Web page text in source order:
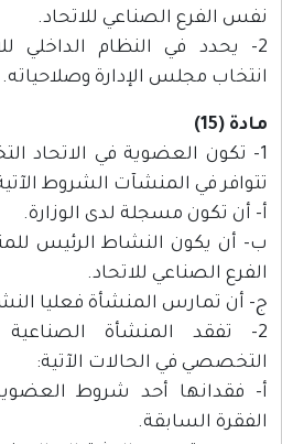
نفس الفرع الصناعي للاتحاد.
2- يحدد في النظام الداخلي
انتخاب مجلس الإدارة وصلاحياته.
مادة (15)
1- تكون العضوية في الاتحاد
تتوافر في المنشآت الشروط
أ- أن تكون مسجلة لدى الوزارة.
ب- أن يكون النشاط الرئيس
الفرع الصناعي للاتحاد.
ج- أن تمارس المنشأة فعليا
2- تفقد المنشأة
التخصصي في الحالات الآتية:
أ- فقدانها أحد شروط
الفقرة السابقة.